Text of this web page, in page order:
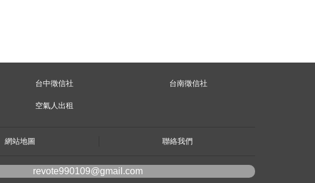
台中徵信社 台南徵信社
空氣人出租
網站地圖 聯絡我們
revote990109@gmail.com